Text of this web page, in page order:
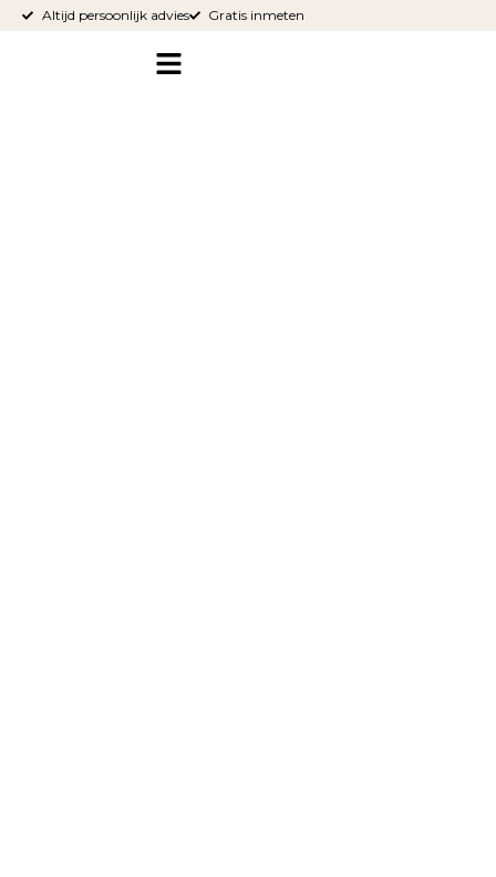
Altijd persoonlijk advies Gratis inmeten